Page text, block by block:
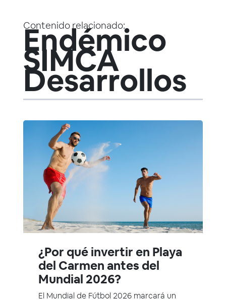
Contenido relacionado:
Endémico
SIMCA
Desarrollos
¿Por qué invertir en Playa
del Carmen antes del
Mundial 2026?
El Mundial de Fútbol 2026 marcará un